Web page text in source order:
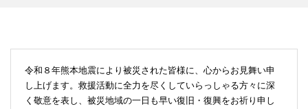
令和８年熊本地震により被災された皆様に、心からお見舞い申
し上げます。救援活動に全力を尽くしていらっしゃる方々に深
く敬意を表し、被災地域の一日も早い復旧・復興をお祈り申し